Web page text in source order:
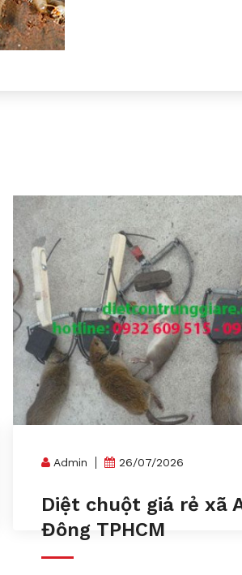
Admin 26/07/2026
Diệt chuột giá rẻ xã
Đông TPHCM